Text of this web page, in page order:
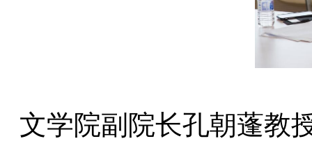
文学院副院长孔朝蓬教